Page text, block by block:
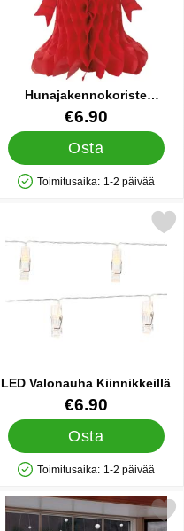
Hunajakennokoriste
Joulukello
9859
€6.90
Osta
Saatavuus: Varastossa
Toimitusaika: 1-2 päivää
suosikiksi
LED Valonauha Kiinnikkeillä
26035
€6.90
Osta
Saatavuus: Varastossa
Toimitusaika: 1-2 päivää
Merkitse lED Valonauha
suosikiksi
Merkitse riippuva Koriste